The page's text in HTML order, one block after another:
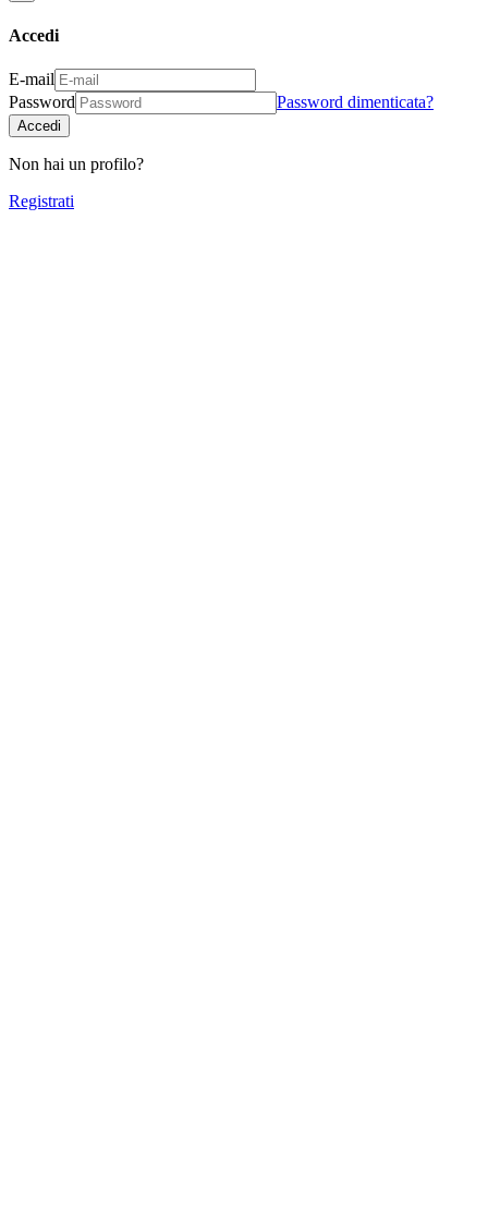
Accedi
E-mail
Password
Password dimenticata?
Accedi
Non hai un profilo?
Registrati